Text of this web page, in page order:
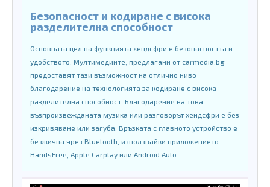
Безопасност и кодиране с висока
разделителна способност
Основната цел на функцията хендсфри е безопасността и
удобството. Мултимедиите, предлагани от carmedia.bg
предоставят тази възможност на отлично ниво
благодарение на технологията за кодиране с висока
разделителна способност. Благодарение на това,
възпроизвежданата музика или разговорът хендсфри е без
изкривяване или загуба. Връзката с главното устройство е
безжична чрез Bluetooth, използвайки приложението
HandsFree, Apple Carplay или Android Auto.